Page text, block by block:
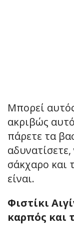
Μπορεί
ακριβώς
πάρετε τα
σάκχαρο και
είναι.
Φιστίκι
καρπός και